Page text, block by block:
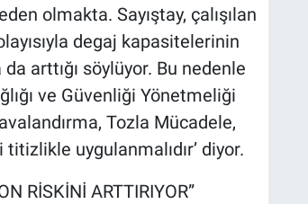
olmakta. Sayıştay, çalışılan
degaj kapasitelerinin
arttığı söylüyor. Bu nedenle
ve Güvenliği Yönetmeliği
Tozla Mücadele,
uygulanmalıdır’ diyor.
RİSKİNİ ARTTIRIYOR”